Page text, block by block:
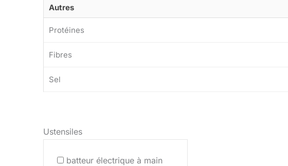
Autres
Protéines
Fibres
Sel
Ustensiles
batteur électrique à main